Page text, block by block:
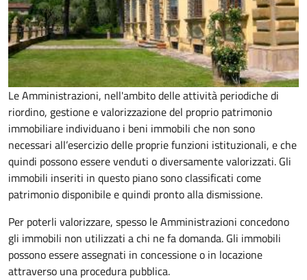
Le Amministrazioni, nell'ambito delle attività periodiche di
riordino, gestione e valorizzazione del proprio patrimonio
immobiliare individuano i beni immobili che non sono
necessari all’esercizio delle proprie funzioni istituzionali, e che
quindi possono essere venduti o diversamente valorizzati. Gli
immobili inseriti in questo piano sono classificati come
patrimonio disponibile e quindi pronto alla dismissione.
Per poterli valorizzare, spesso le Amministrazioni concedono
gli immobili non utilizzati a chi ne fa domanda. Gli immobili
possono essere assegnati in concessione o in locazione
attraverso una procedura pubblica.